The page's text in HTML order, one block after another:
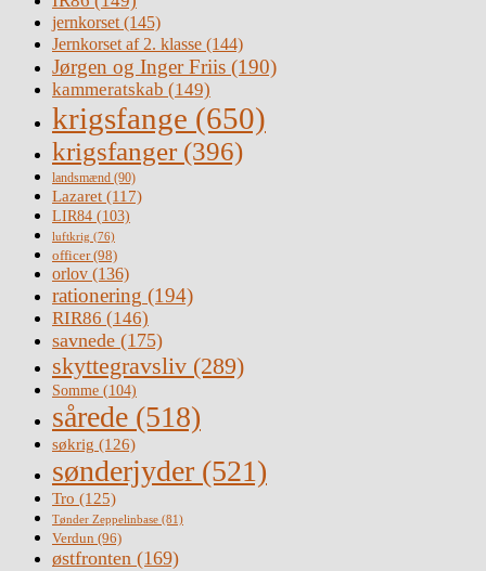
jernkorset(145)
Jernkorset af 2. klasse (144)
Jørgen og Inger Friis (190)
kammeratskab (149)
krigsfange (650)
krigsfanger (396)
landsmænd (90)
Lazaret (117)
LIR84 (103)
luftkrig (76)
officer(98)
orlov (136)
rationering (194)
RIR86 (146)
savnede (175)
skyttegravsliv (289)
Somme (104)
sårede (518)
søkrig (126)
sønderjyder (521)
Tro (125)
Tønder Zeppelinbase (81)
Verdun (96)
østfronten (169)